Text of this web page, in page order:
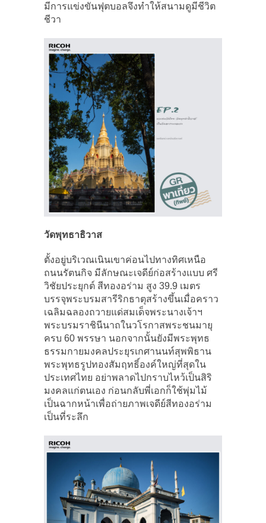
มีการแข่งขันฟุตบอลจึงทำให้สนามดูมีชีวิต
ชีวา
วัดพุทธาธิวาส
ตั้งอยู่บริเวณเนินเขาค่อนไปทางทิศเหนือ
ถนนรัตนกิจ มีลักษณะเจดีย์ก่อสร้างแบบ ศรี
วิชัยประยุกต์ สีทองอร่าม สูง 39.9 เมตร
บรรจุพระบรมสารีริกธาตุสร้างขึ้นเมื่อคราว
เฉลิมฉลองถวายแด่สมเด็จพระนางเจ้าฯ
พระบรมราชินีนาถในวโรกาสพระชนมายุ
ครบ 60 พรรษา นอกจากนั้นยังมีพระพุทธ
ธรรมกายมงคลประยุรเกศานนท์สุพพิธาน
พระพุทธรูปทองสัมฤทธิ์องค์ใหญ่ที่สุดใน
ประเทศไทย อย่าพลาดไปกราบไหว้เป็นสิริ
มงคลแก่ตนเอง ก่อนกลับพี่เอกก็ใช้พุ่มไม้
เป็นฉากหน้าเพื่อถ่ายภาพเจดีย์สีทองอร่าม
เป็นที่ระลึก